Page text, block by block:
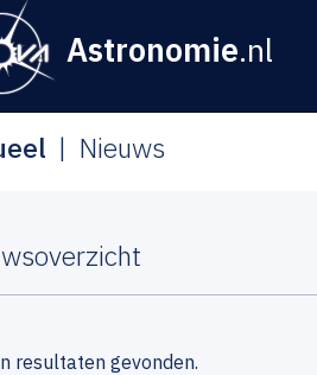
Astronomie.nl
Nieuws
resultaten gevonden.